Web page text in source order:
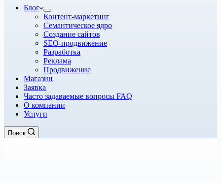
Блог
Контент-маркетинг
Семантическое ядро
Создание сайтов
SEO-продвижение
Разработка
Реклама
Продвижение
Магазин
Заявка
Часто задаваемые вопросы FAQ
О компании
Услуги
Поиск